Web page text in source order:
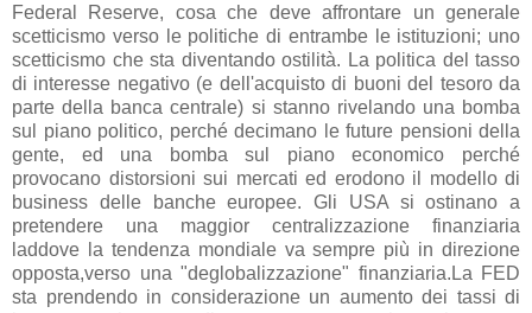
Federal Reserve, cosa che deve affrontare un generale
scetticismo verso le politiche di entrambe le istituzioni; uno
scetticismo che sta diventando ostilità. La politica del tasso
di interesse negativo (e dell'acquisto di buoni del tesoro da
parte della banca centrale) si stanno rivelando una bomba
sul piano politico, perché decimano le future pensioni della
gente, ed una bomba sul piano economico perché
provocano distorsioni sui mercati ed erodono il modello di
business delle banche europee. Gli USA si ostinano a
pretendere una maggior centralizzazione finanziaria
laddove la tendenza mondiale va sempre più in direzione
opposta,verso una "deglobalizzazione" finanziaria.La FED
sta prendendo in considerazione un aumento dei tassi di